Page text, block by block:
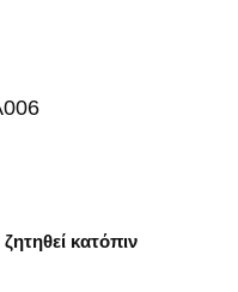
κατόπιν